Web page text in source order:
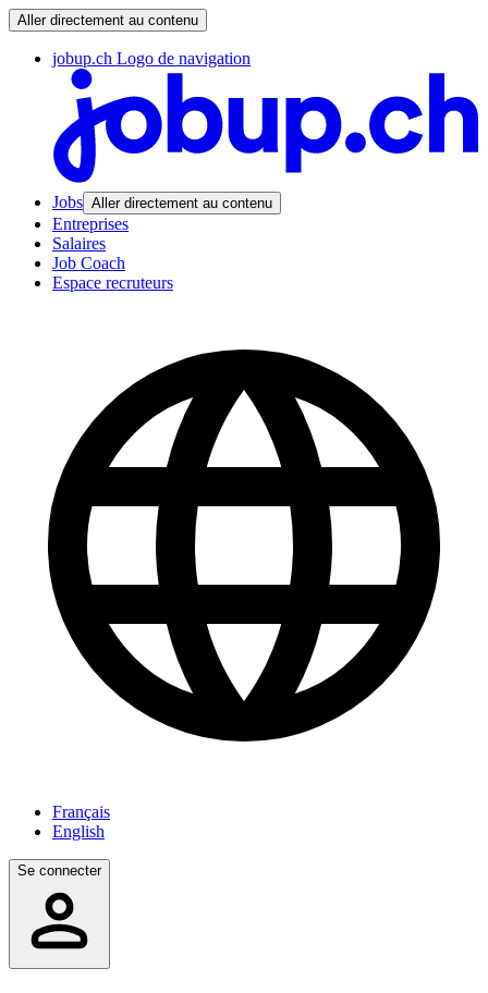
Aller directement au contenu
jobup.ch Logo de navigation
Jobs Aller directement au contenu
Entreprises
Salaires
Job Coach
Espace recruteurs
Français
English
Se connecter